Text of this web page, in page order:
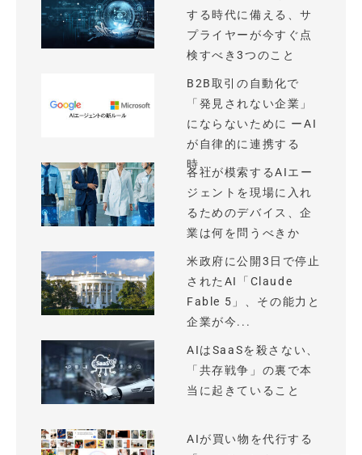
する時代に備える、サ
プライヤーが今すぐ点
検すべき3つのこと
B2B取引の自動化で
「発見されない企業」
にならないために ーAI
が自律的に連携する
時...
各社が模索するAIエー
ジェントを現場に入れ
るためのデバイス、企
業は何を問うべきか
米政府に公開3日で停止
されたAI「Claude
Fable 5」、その能力と
企業が今...
AIはSaaSを殺さない、
「共存戦争」の裏で本
当に起きていること
AIが買い物を代行する